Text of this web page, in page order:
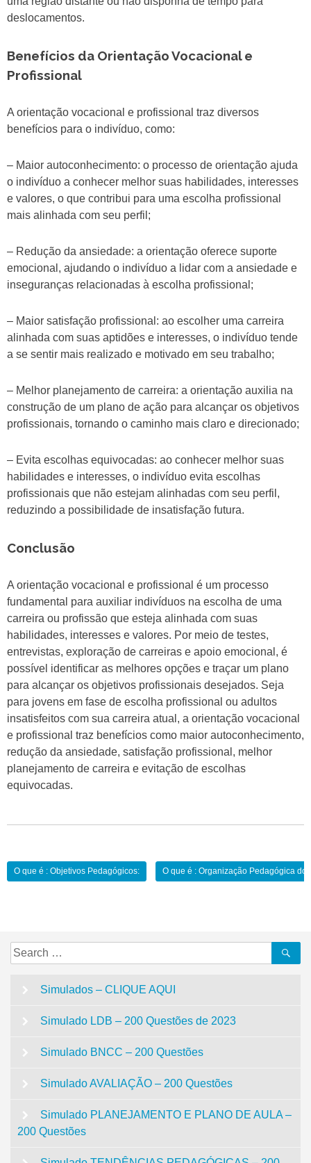
deslocamentos.
Benefícios da Orientação Vocacional e
Profissional
A orientação vocacional e profissional traz diversos
benefícios para o indivíduo, como:
– Maior autoconhecimento: o processo de orientação ajuda
o indivíduo a conhecer melhor suas habilidades, interesses
e valores, o que contribui para uma escolha profissional
mais alinhada com seu perfil;
– Redução da ansiedade: a orientação oferece suporte
emocional, ajudando o indivíduo a lidar com a ansiedade e
inseguranças relacionadas à escolha profissional;
– Maior satisfação profissional: ao escolher uma carreira
alinhada com suas aptidões e interesses, o indivíduo tende
a se sentir mais realizado e motivado em seu trabalho;
– Melhor planejamento de carreira: a orientação auxilia na
construção de um plano de ação para alcançar os objetivos
profissionais, tornando o caminho mais claro e direcionado;
– Evita escolhas equivocadas: ao conhecer melhor suas
habilidades e interesses, o indivíduo evita escolhas
profissionais que não estejam alinhadas com seu perfil,
reduzindo a possibilidade de insatisfação futura.
Conclusão
A orientação vocacional e profissional é um processo
fundamental para auxiliar indivíduos na escolha de uma
carreira ou profissão que esteja alinhada com suas
habilidades, interesses e valores. Por meio de testes,
entrevistas, exploração de carreiras e apoio emocional, é
possível identificar as melhores opções e traçar um plano
para alcançar os objetivos profissionais desejados. Seja
para jovens em fase de escolha profissional ou adultos
insatisfeitos com sua carreira atual, a orientação vocacional
e profissional traz benefícios como maior autoconhecimento,
redução da ansiedade, satisfação profissional, melhor
planejamento de carreira e evitação de escolhas
equivocadas.
Navegação
O que é : Objetivos Pedagógicos: O que é : Organização Pedagógica do
Search
for:
Simulados – CLIQUE AQUI
Simulado LDB – 200 Questões de 2023
Simulado BNCC – 200 Questões
Simulado AVALIAÇÃO – 200 Questões
Simulado PLANEJAMENTO E PLANO DE AULA –
200 Questões